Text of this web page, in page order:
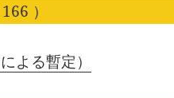
）
よる暫定）